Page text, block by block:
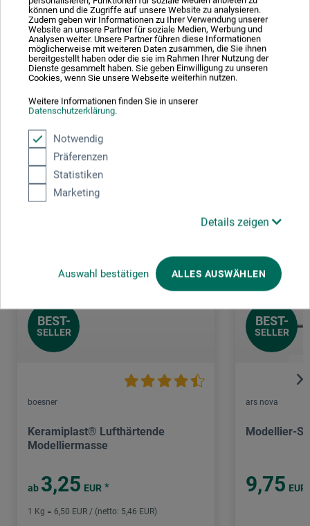
können und die Zugriffe auf unsere Website zu analysieren.
Zudem geben wir Informationen zu Ihrer Verwendung unserer
Website an unsere Partner für soziale Medien, Werbung und
Analysen weiter. Unsere Partner führen diese Informationen
möglicherweise mit weiteren Daten zusammen, die Sie ihnen
bereitgestellt haben oder die sie im Rahmen Ihrer Nutzung der
Dienste gesammelt haben. Sie geben Einwilligung zu unseren
Cookies, wenn Sie unsere Webseite weiterhin nutzen.
Weitere Informationen finden Sie in unserer
Datenschutzerklärung.
Notwendig
Präferenzen
Statistiken
Marketing
Details zeigen
Auswahl bestätigen ALLES AUSWÄHLEN
58454 Witten
DE
info.dl@boesner.com
Kunden kauften auch
BEST-
SELLER
boesner
Keramiplast® Lufthärtende
Modelliermasse
ab 3,25 EUR *
1 Kg = 6,50 EUR / (netto: 5,46 EUR)
BEST-
SELLER
ars nova
Modellier-
9,75 EUR